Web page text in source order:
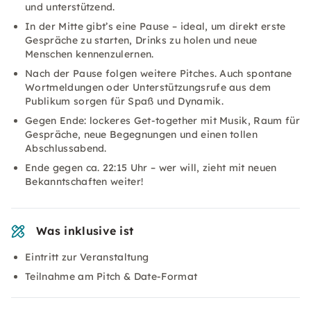
und unterstützend.
In der Mitte gibt’s eine Pause – ideal, um direkt erste
Gespräche zu starten, Drinks zu holen und neue
Menschen kennenzulernen.
Nach der Pause folgen weitere Pitches. Auch spontane
Wortmeldungen oder Unterstützungsrufe aus dem
Publikum sorgen für Spaß und Dynamik.
Gegen Ende: lockeres Get-together mit Musik, Raum für
Gespräche, neue Begegnungen und einen tollen
Abschlussabend.
Ende gegen ca. 22:15 Uhr – wer will, zieht mit neuen
Bekanntschaften weiter!
Was inklusive ist
Eintritt zur Veranstaltung
Teilnahme am Pitch & Date-Format